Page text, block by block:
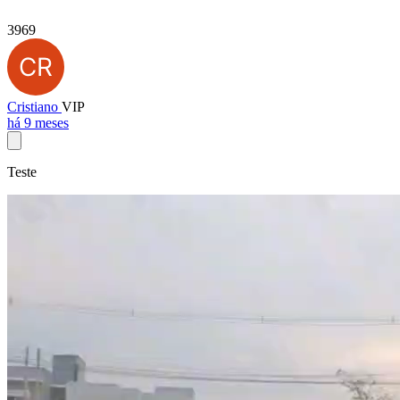
3969
Cristiano VIP
há 9 meses
Teste